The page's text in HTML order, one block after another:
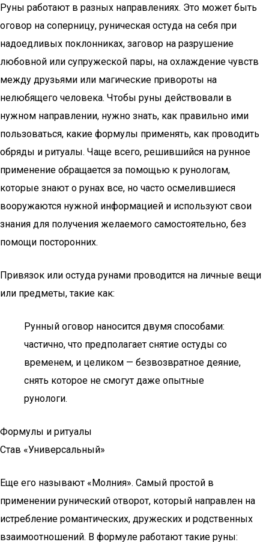
Руны работают в разных направлениях. Это может быть
оговор на соперницу, руническая остуда на себя при
надоедливых поклонниках, заговор на разрушение
любовной или супружеской пары, на охлаждение чувств
между друзьями или магические привороты на
нелюбящего человека. Чтобы руны действовали в
нужном направлении, нужно знать, как правильно ими
пользоваться, какие формулы применять, как проводить
обряды и ритуалы. Чаще всего, решившийся на рунное
применение обращается за помощью к рунологам,
которые знают о рунах все, но часто осмелившиеся
вооружаются нужной информацией и используют свои
знания для получения желаемого самостоятельно, без
помощи посторонних.
Привязок или остуда рунами проводится на личные вещи
или предметы, такие как:
Рунный оговор наносится двумя способами:
частично, что предполагает снятие остуды со
временем, и целиком — безвозвратное деяние,
снять которое не смогут даже опытные
рунологи.
Формулы и ритуалы
Став «Универсальный»
Еще его называют «Молния». Самый простой в
применении рунический отворот, который направлен на
истребление романтических, дружеских и родственных
взаимоотношений. В формуле работают такие руны: